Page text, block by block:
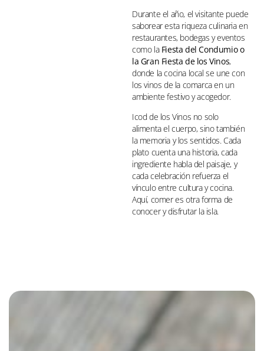
Durante el año, el visitante puede
saborear esta riqueza culinaria en
restaurantes, bodegas y eventos
como la Fiesta del Condumio o
la Gran Fiesta de los Vinos,
donde la cocina local se une con
los vinos de la comarca en un
ambiente festivo y acogedor.
Icod de los Vinos no solo
alimenta el cuerpo, sino también
la memoria y los sentidos. Cada
plato cuenta una historia, cada
ingrediente habla del paisaje, y
cada celebración refuerza el
vínculo entre cultura y cocina.
Aquí, comer es otra forma de
conocer y disfrutar la isla.